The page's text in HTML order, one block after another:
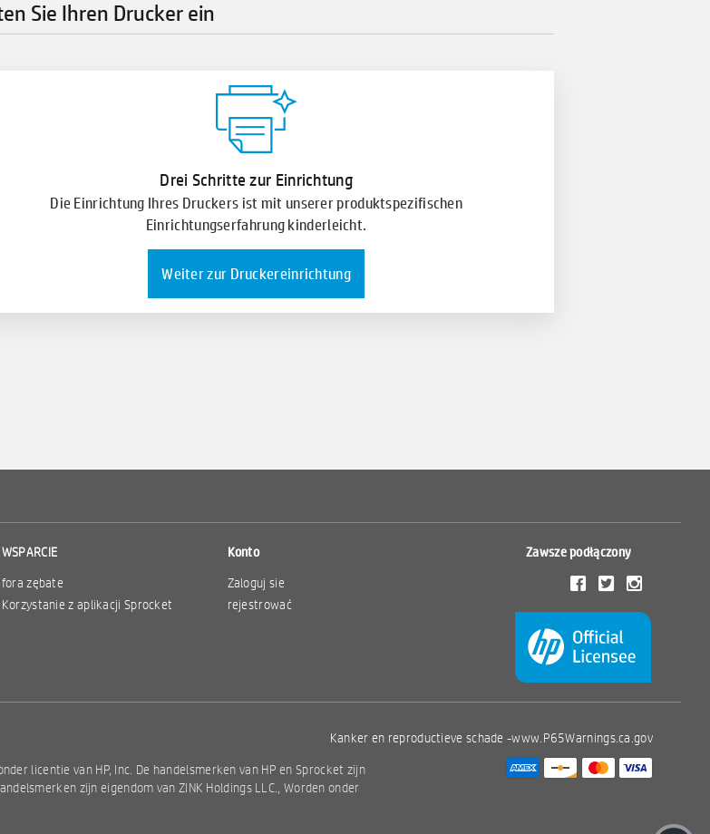
Sie Ihren Drucker ein
Drei Schritte zur Einrichtung
Die Einrichtung Ihres Druckers ist mit unserer produktspezifischen
Einrichtungserfahrung kinderleicht.
Weiter zur Druckereinrichtung
WSPARCIE
fora zębate
Korzystanie z aplikacji Sprocket
Konto
Zaloguj sie
rejestrować
Zawsze podłączony
Kanker en reproductieve schade -www.P65Warnings.ca.gov
licentie van HP, Inc. De handelsmerken van HP en Sprocket zijn
zijn eigendom van ZINK Holdings LLC., Worden onder